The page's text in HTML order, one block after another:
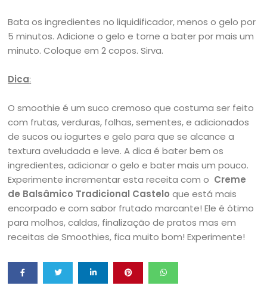
Bata os ingredientes no liquidificador, menos o gelo por
5 minutos. Adicione o gelo e torne a bater por mais um
minuto. Coloque em 2 copos. Sirva.
Dica:
O smoothie é um suco cremoso que costuma ser feito
com frutas, verduras, folhas, sementes, e adicionados
de sucos ou iogurtes e gelo para que se alcance a
textura aveludada e leve. A dica é bater bem os
ingredientes, adicionar o gelo e bater mais um pouco.
Experimente incrementar esta receita com o Creme
de Balsâmico Tradicional Casteloque está mais
encorpado e com sabor frutado marcante! Ele é ótimo
para molhos, caldas, finalização de pratos mas em
receitas de Smoothies, fica muito bom! Experimente!